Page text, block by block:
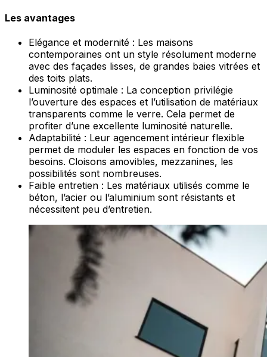
Les avantages
Elégance et modernité : Les maisons
contemporaines ont un style résolument moderne
avec des façades lisses, de grandes baies vitrées et
des toits plats.
Luminosité optimale : La conception privilégie
l’ouverture des espaces et l’utilisation de matériaux
transparents comme le verre. Cela permet de
profiter d’une excellente luminosité naturelle.
Adaptabilité : Leur agencement intérieur flexible
permet de moduler les espaces en fonction de vos
besoins. Cloisons amovibles, mezzanines, les
possibilités sont nombreuses.
Faible entretien : Les matériaux utilisés comme le
béton, l’acier ou l’aluminium sont résistants et
nécessitent peu d’entretien.